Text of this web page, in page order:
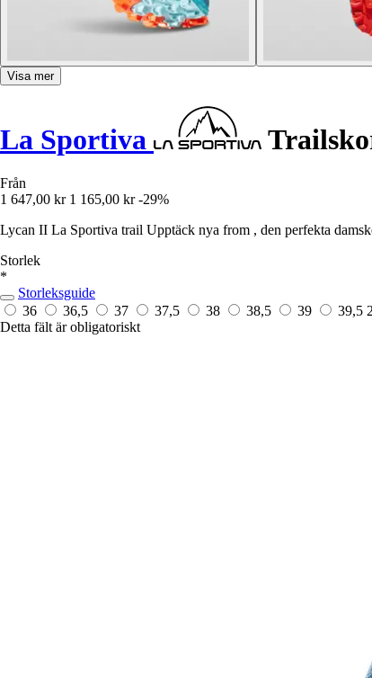
Visa mer
La Sportiva
Från
1 647,00 kr 1 165,00 kr -29%
Lycan II La Sportiva trail Upptäck nya from , den perfekta
Storlek
*
Storleksguide
36
36,5 37 37,5 38 38,5 39 39,5
Detta fält är obligatoriskt